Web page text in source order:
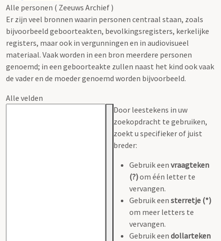
Alle personen ( Zeeuws Archief )
Er zijn veel bronnen waarin personen centraal staan, zoals
bijvoorbeeld geboorteakten, bevolkingsregisters, kerkelijke
registers, maar ook in vergunningen en in audiovisueel
materiaal. Vaak worden in een bron meerdere personen
genoemd; in een geboorteakte zullen naast het kind ook vaak
de vader en de moeder genoemd worden bijvoorbeeld.
Alle velden
Door leestekens in uw
zoekopdracht te gebruiken,
zoekt u specifieker of juist
breder:
Gebruik een vraagteken
(?)om één letter te
vervangen.
Gebruik een sterretje (*)
om meer letters te
vervangen.
Gebruik een dollarteken